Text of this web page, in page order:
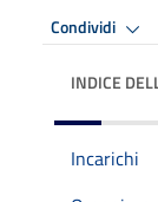
Condividi
INDICE
Incarichi